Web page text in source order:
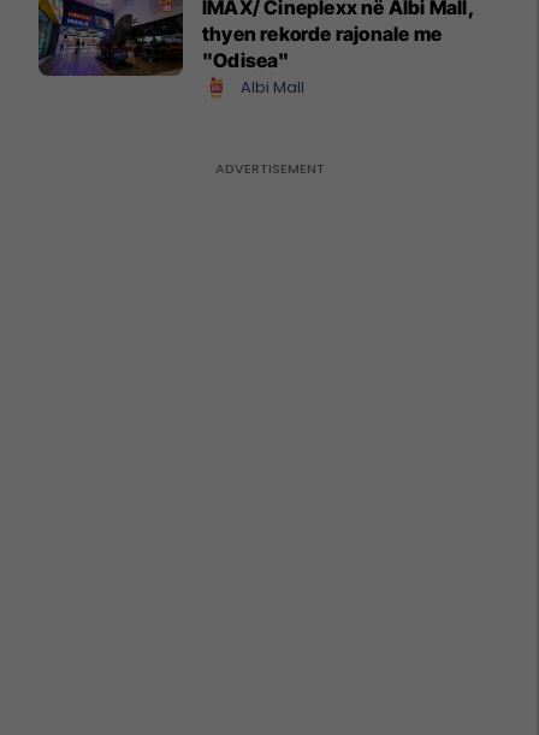
IMAX/ Cineplexx në Albi Mall,
thyen rekorde rajonale me
"Odisea"
Albi Mall